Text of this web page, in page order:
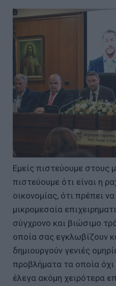
Εμείς πιστεύουμε στους
πιστεύουμε ότι είναι η
οικονομίας, ότι πρέπει
μικρομεσαία
σύγχρονο και βιώσιμο
οποία σας εγκλωβίζουν
δημιουργούν γενιές
προβλήματα τα οποία όχι
έλεγα ακόμη χειρότερα